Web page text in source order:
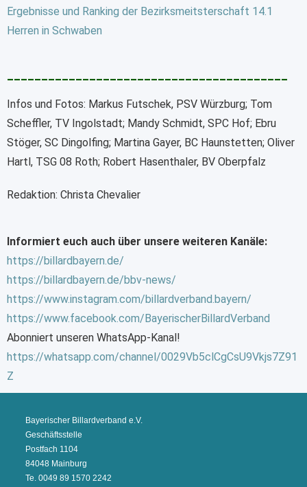
Ergebnisse und Ranking der Bezirksmeitsterschaft 14.1
Herren in Schwaben
_________________________________________
Infos und Fotos: Markus Futschek, PSV Würzburg; Tom
Scheffler, TV Ingolstadt; Mandy Schmidt, SPC Hof; Ebru
Stöger, SC Dingolfing; Martina Gayer, BC Haunstetten; Oliver
Hartl, TSG 08 Roth; Robert Hasenthaler, BV Oberpfalz
Redaktion: Christa Chevalier
Informiert euch auch über unsere weiteren Kanäle:
https://billardbayern.de/
https://billardbayern.de/bbv-news/
https://www.instagram.com/billardverband.bayern/
https://www.facebook.com/BayerischerBillardVerband
Abonniert unseren WhatsApp-Kanal!
https://whatsapp.com/channel/0029Vb5clCgCsU9Vkjs7Z91
Z
Bayerischer Billardverband e.V.
Geschäftsstelle
Postfach 1104
84048 Mainburg
Te. 0049 89 1570 2242